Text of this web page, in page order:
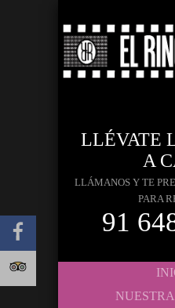
LLÉVATE
A
LLÁMANOS Y TE
PARA
91